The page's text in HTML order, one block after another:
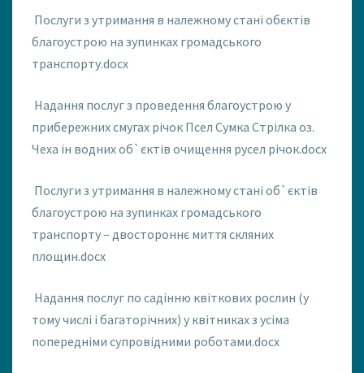
Послуги з утримання в належному стані обєктів
благоустрою на зупинках громадського
транспорту.docx
Надання послуг з проведення благоустрою у
прибережних смугах річок Псел Сумка Стрілка оз.
Чеха ін водних об`єктів очищення русел річок.docx
Послуги з утримання в належному стані об`єктів
благоустрою на зупинках громадського
транспорту – двостороннє миття скляних
площин.docx
Надання послуг по садінню квіткових рослин (у
тому числі і багаторічних) у квітниках з усіма
попередніми супровідними роботами.docx